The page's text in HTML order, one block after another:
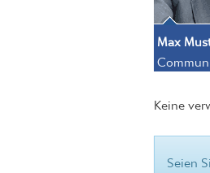
Max
Keine
Seien